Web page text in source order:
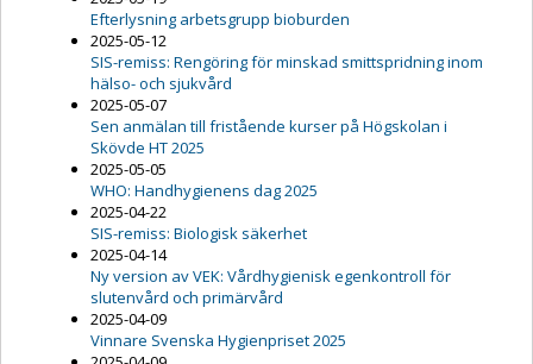
Efterlysning arbetsgrupp bioburden
2025-05-12
SIS-remiss: Rengöring för minskad smittspridning inom
hälso- och sjukvård
2025-05-07
Sen anmälan till fristående kurser på Högskolan i
Skövde HT 2025
2025-05-05
WHO: Handhygienens dag 2025
2025-04-22
SIS-remiss: Biologisk säkerhet
2025-04-14
Ny version av VEK: Vårdhygienisk egenkontroll för
slutenvård och primärvård
2025-04-09
Vinnare Svenska Hygienpriset 2025